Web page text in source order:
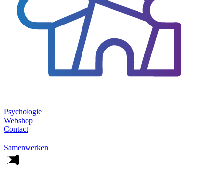
Psychologie
Webshop
Contact
Samenwerken